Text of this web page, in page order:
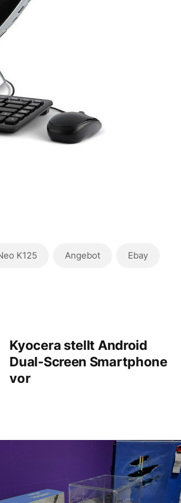
K125 Angebot Ebay
Kyocera stellt Android
Dual-Screen Smartphone
vor